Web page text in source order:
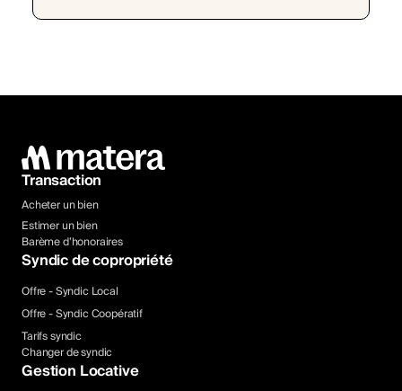
Transaction
Acheter un bien
Estimer un bien
Barème d’honoraires
Syndic de copropriété
Offre - Syndic Local
Offre - Syndic Coopératif
Tarifs syndic
Changer de syndic
Gestion Locative